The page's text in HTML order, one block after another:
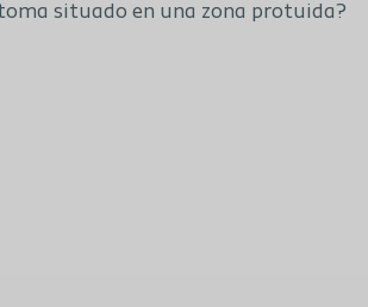
situado en una zona protuida?